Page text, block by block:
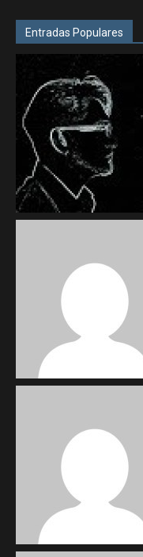
Entradas Populares